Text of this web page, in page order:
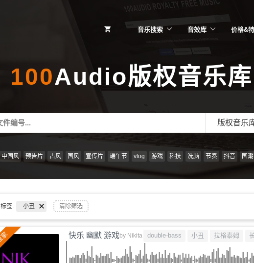
音乐搜索 音效库 价格&
100Audio版权音乐库
版权音乐
中国风 预告片 古风 国风 宣传片 端午节 vlog 游戏 科技 洗脑 节奏 抖音 国潮
标签: 小丑 清除筛选
快乐 幽默 游戏by Nikita double-bass 小丑 拉格泰姆